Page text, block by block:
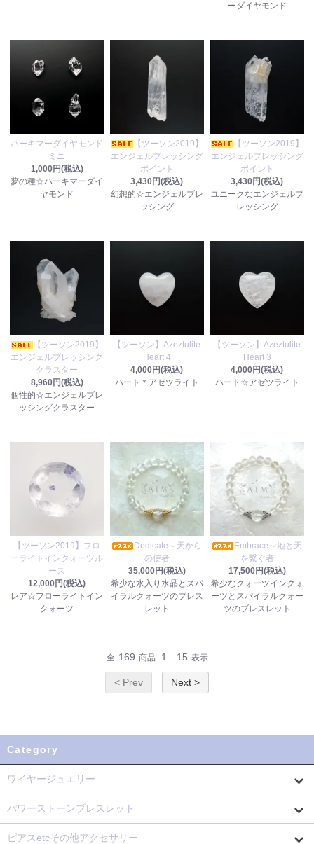
ーダイヤモンド
ハーキマーダイヤモンド
ミニ
1,000円(税込)
夢の種☆ハーキマーダイ
ヤモンド
【ツーソン2019】
エンジェルブレッシング
ポイント
3,430円(税込)
幻想的☆エンジェルブレ
ッシング
【ツーソン2019】
エンジェルブレッシング
ポイント
3,430円(税込)
ユニークなエンジェルブ
レッシング
【ツーソン2019】
エンジェルブレッシング
クラスター
8,960円(税込)
個性的☆エンジェルブレ
ッシングクラスター
【ツーソン】Azeztulite
Heart 4
4,000円(税込)
ハート＊アゼツライト
【ツーソン】Azeztulite
Heart 3
4,000円(税込)
ハート☆アゼツライト
【ツーソン2019】フロ
ーライトインクォーツル
ース
12,000円(税込)
レア☆フローライトイン
クォーツ
Dedicate～天から
の使者
35,000円(税込)
希少な水入り水晶とスパ
イラルクォーツのブレス
レット
Embrace～地と天
を繋ぐ者
17,500円(税込)
希少なクォーツインクォ
ーツとスパイラルクォー
ツのブレスレット
全 169 商品 1 - 15 表示
< Prev Next >
Category
ワイヤージュエリー
パワーストーンブレスレット
ピアスetcその他アクセサリー